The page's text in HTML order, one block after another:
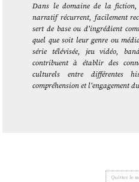
Dans le domaine de la fiction,
narratif récurrent, facilement
sert de base ou d'ingrédient
quel que soit leur genre ou
série télévisée, jeu vidéo,
contribuent à établir des
culturels entre différentes
compréhension et l'engagement
Quitter le